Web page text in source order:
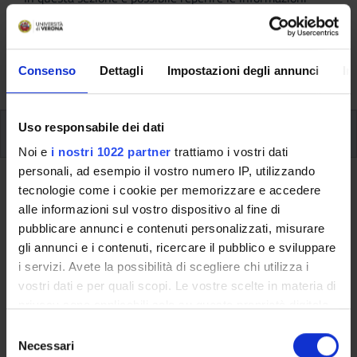
Consenso Dettagli Impostazioni degli annunci
Uso responsabile dei dati
Noi e i nostri 1022 partner trattiamo i vostri dati
personali, ad esempio il vostro numero IP, utilizzando
tecnologie come i cookie per memorizzare e accedere
alle informazioni sul vostro dispositivo al fine di
pubblicare annunci e contenuti personalizzati, misurare
gli annunci e i contenuti, ricercare il pubblico e sviluppare
i servizi. Avete la possibilità di scegliere chi utilizza i
vostri dati e per quali scopi. Le vostre scelte in materia di
modificare o revocare il proprio consenso in qualsiasi
Necessari
riguardanti l'organizzazione pratica del corso, lo
svolgimento delle attività didattiche, le opportunità
formative e i contatti utili durante tutto il percorso di
studi, fino al conseguimento del titolo finale.
Insegnamenti
Ritorna al piano didattico
Attivita' seminariali (professioni
sanitarie) (Sarà attivato
nell'A.A. 2024/2025)
Codice insegnamento
Crediti